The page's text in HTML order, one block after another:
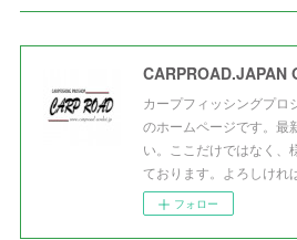
CARPROAD.JAPAN
カープフィッシングプロ
のホームページです。最
い。ここだけではなく、
ております。よろしけれ
フォロー